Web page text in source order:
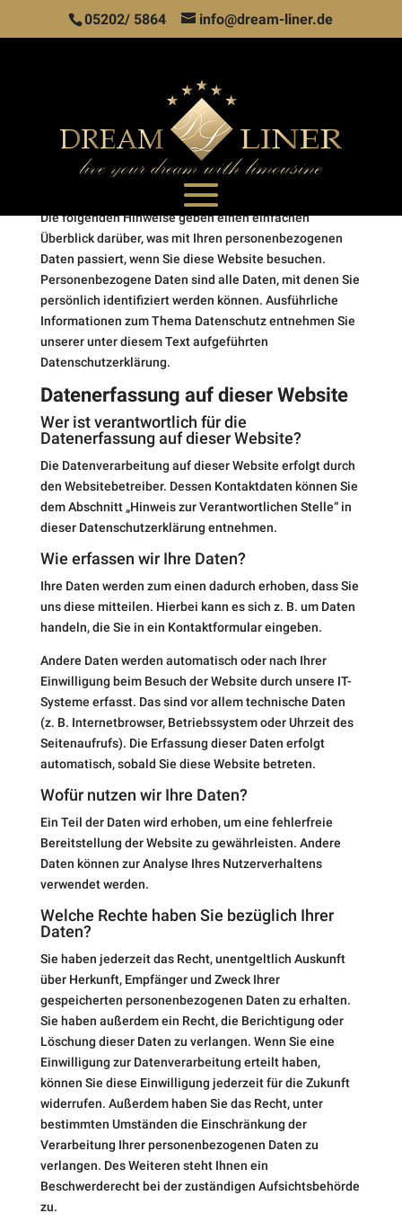
05202/ 5864 info@dream-liner.de
Datenschutz­erklärung
Datenschutzeinstellungen
1. Datenschutz auf einen Blick
Allgemeine Hinweise
Die folgenden Hinweise geben einen einfachen
Überblick darüber, was mit Ihren personenbezogenen
Daten passiert, wenn Sie diese Website besuchen.
Personenbezogene Daten sind alle Daten, mit denen Sie
persönlich identifiziert werden können. Ausführliche
Informationen zum Thema Datenschutz entnehmen Sie
unserer unter diesem Text aufgeführten
Datenschutzerklärung.
Datenerfassung auf dieser Website
Wer ist verantwortlich für die
Datenerfassung auf dieser Website?
Die Datenverarbeitung auf dieser Website erfolgt durch
den Websitebetreiber. Dessen Kontaktdaten können Sie
dem Abschnitt „Hinweis zur Verantwortlichen Stelle“ in
dieser Datenschutzerklärung entnehmen.
Wie erfassen wir Ihre Daten?
Ihre Daten werden zum einen dadurch erhoben, dass Sie
uns diese mitteilen. Hierbei kann es sich z. B. um Daten
handeln, die Sie in ein Kontaktformular eingeben.
Andere Daten werden automatisch oder nach Ihrer
Einwilligung beim Besuch der Website durch unsere IT-
Systeme erfasst. Das sind vor allem technische Daten
(z. B. Internetbrowser, Betriebssystem oder Uhrzeit des
Seitenaufrufs). Die Erfassung dieser Daten erfolgt
automatisch, sobald Sie diese Website betreten.
Wofür nutzen wir Ihre Daten?
Ein Teil der Daten wird erhoben, um eine fehlerfreie
Bereitstellung der Website zu gewährleisten. Andere
Daten können zur Analyse Ihres Nutzerverhaltens
verwendet werden.
Welche Rechte haben Sie bezüglich Ihrer
Daten?
Sie haben jederzeit das Recht, unentgeltlich Auskunft
über Herkunft, Empfänger und Zweck Ihrer
gespeicherten personenbezogenen Daten zu erhalten.
Sie haben außerdem ein Recht, die Berichtigung oder
Löschung dieser Daten zu verlangen. Wenn Sie eine
Einwilligung zur Datenverarbeitung erteilt haben,
können Sie diese Einwilligung jederzeit für die Zukunft
widerrufen. Außerdem haben Sie das Recht, unter
bestimmten Umständen die Einschränkung der
Verarbeitung Ihrer personenbezogenen Daten zu
verlangen. Des Weiteren steht Ihnen ein
Beschwerderecht bei der zuständigen Aufsichtsbehörde
zu.